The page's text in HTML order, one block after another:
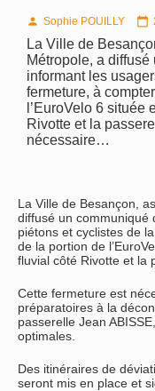
 Sophie POUILLY 
La Ville de
Métropole, a
informant les
fermeture, à
l’EuroVelo 6
Rivotte et la
nécessaire…
La Ville de Besançon,
diffusé un communiqué
piétons et cyclistes de
de la portion de
fluvial côté Rivotte et la
Cette fermeture est
préparatoires à la
passerelle Jean
optimales.
Des itinéraires de
seront mis en place et